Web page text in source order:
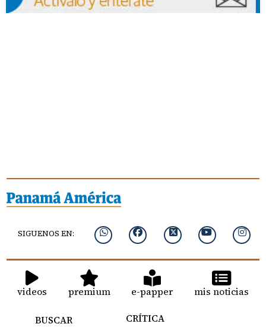
SIGUENOS EN:
videos premium e-papper mis noticias
BUSCAR
CRÍTICA